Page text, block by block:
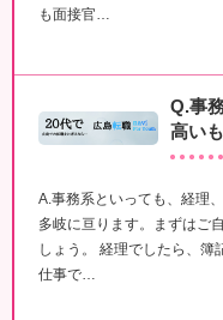
も面接官…
Q.事
高い
A.事務系といっても、経理
多岐に亘ります。まずはご
しょう。 経理でしたら、簿
仕事で…